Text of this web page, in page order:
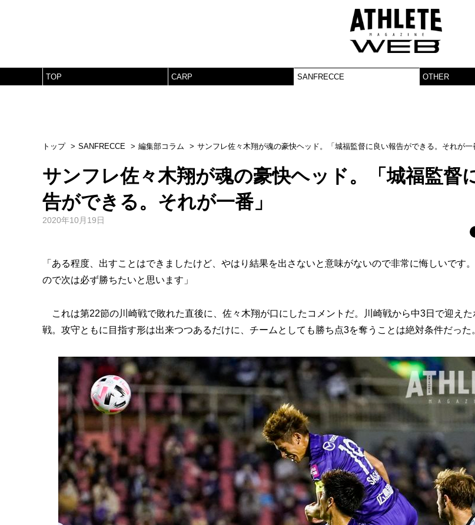
TOP CARP SANFRECCE OTHER
トップ SANFRECCE 編集部コラム サンフレ佐々木翔が魂の豪快ヘッド。「城福監督に良い報告ができる。それが一
サンフレ佐々木翔が魂の豪快ヘッド。「城福監督
告ができる。それが一番」
2020年10月19日
「ある程度、出すことはできましたけど、やはり結果を出さないと意味がないので非常に悔しいです
ので次は必ず勝ちたいと思います」
これは第22節の川崎戦で敗れた直後に、佐々木翔が口にしたコメントだ。川崎戦から中3日で迎えた
戦。攻守ともに目指す形は出来つつあるだけに、チームとしても勝ち点3を奪うことは絶対条件だった